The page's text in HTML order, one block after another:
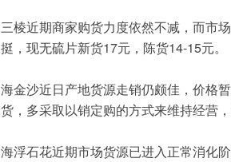
三棱近期商家购货力度依然不减，而市
挺，现无硫片新货17元，陈货14-15元。
海金沙近日产地货源走销仍颇佳，价格
货，多采取以销定购的方式来维持经营
海浮石花近期市场货源已进入正常消化